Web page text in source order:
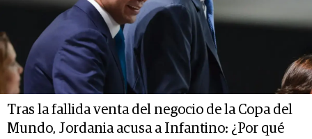
Tras la fallida venta del negocio de la Copa del
Mundo, Jordania acusa a Infantino: ¿Por qué